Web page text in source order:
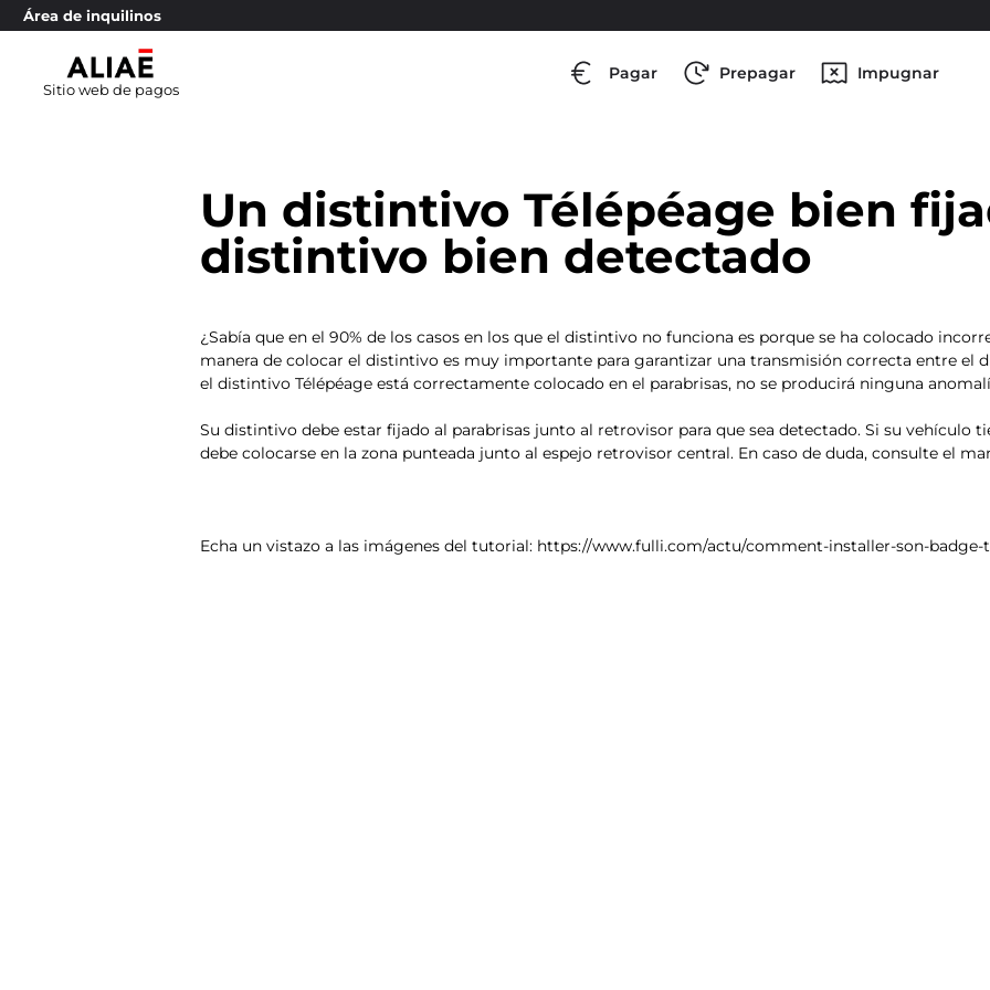
Área de inquilinos
Sitio web de pagos
Pagar Prepagar Impugnar
Un distintivo Télépéage bien
distintivo bien detectado
¿Sabía que en el 90% de los casos en los que el distintivo no funciona es porque se ha colocado
manera de colocar el distintivo es muy importante para garantizar una transmisión correcta entre el
el distintivo Télépéage está correctamente colocado en el parabrisas, no se producirá ninguna
Su distintivo debe estar fijado al parabrisas junto al retrovisor para que sea detectado. Si su vehículo
debe colocarse en la zona punteada junto al espejo retrovisor central. En caso de duda, consulte el
Echa un vistazo a las imágenes del tutorial: https://www.fulli.com/actu/comment-installer-son-badge-